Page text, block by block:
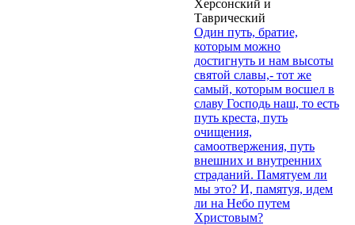
Херсонский и
Таврический
Один путь, братие,
которым можно
достигнуть и нам высоты
святой славы,- тот же
самый, которым восшел в
славу Господь наш, то есть
путь креста, путь
очищения,
самоотвержения, путь
внешних и внутренних
страданий. Памятуем ли
мы это? И, памятуя, идем
ли на Небо путем
Христовым?